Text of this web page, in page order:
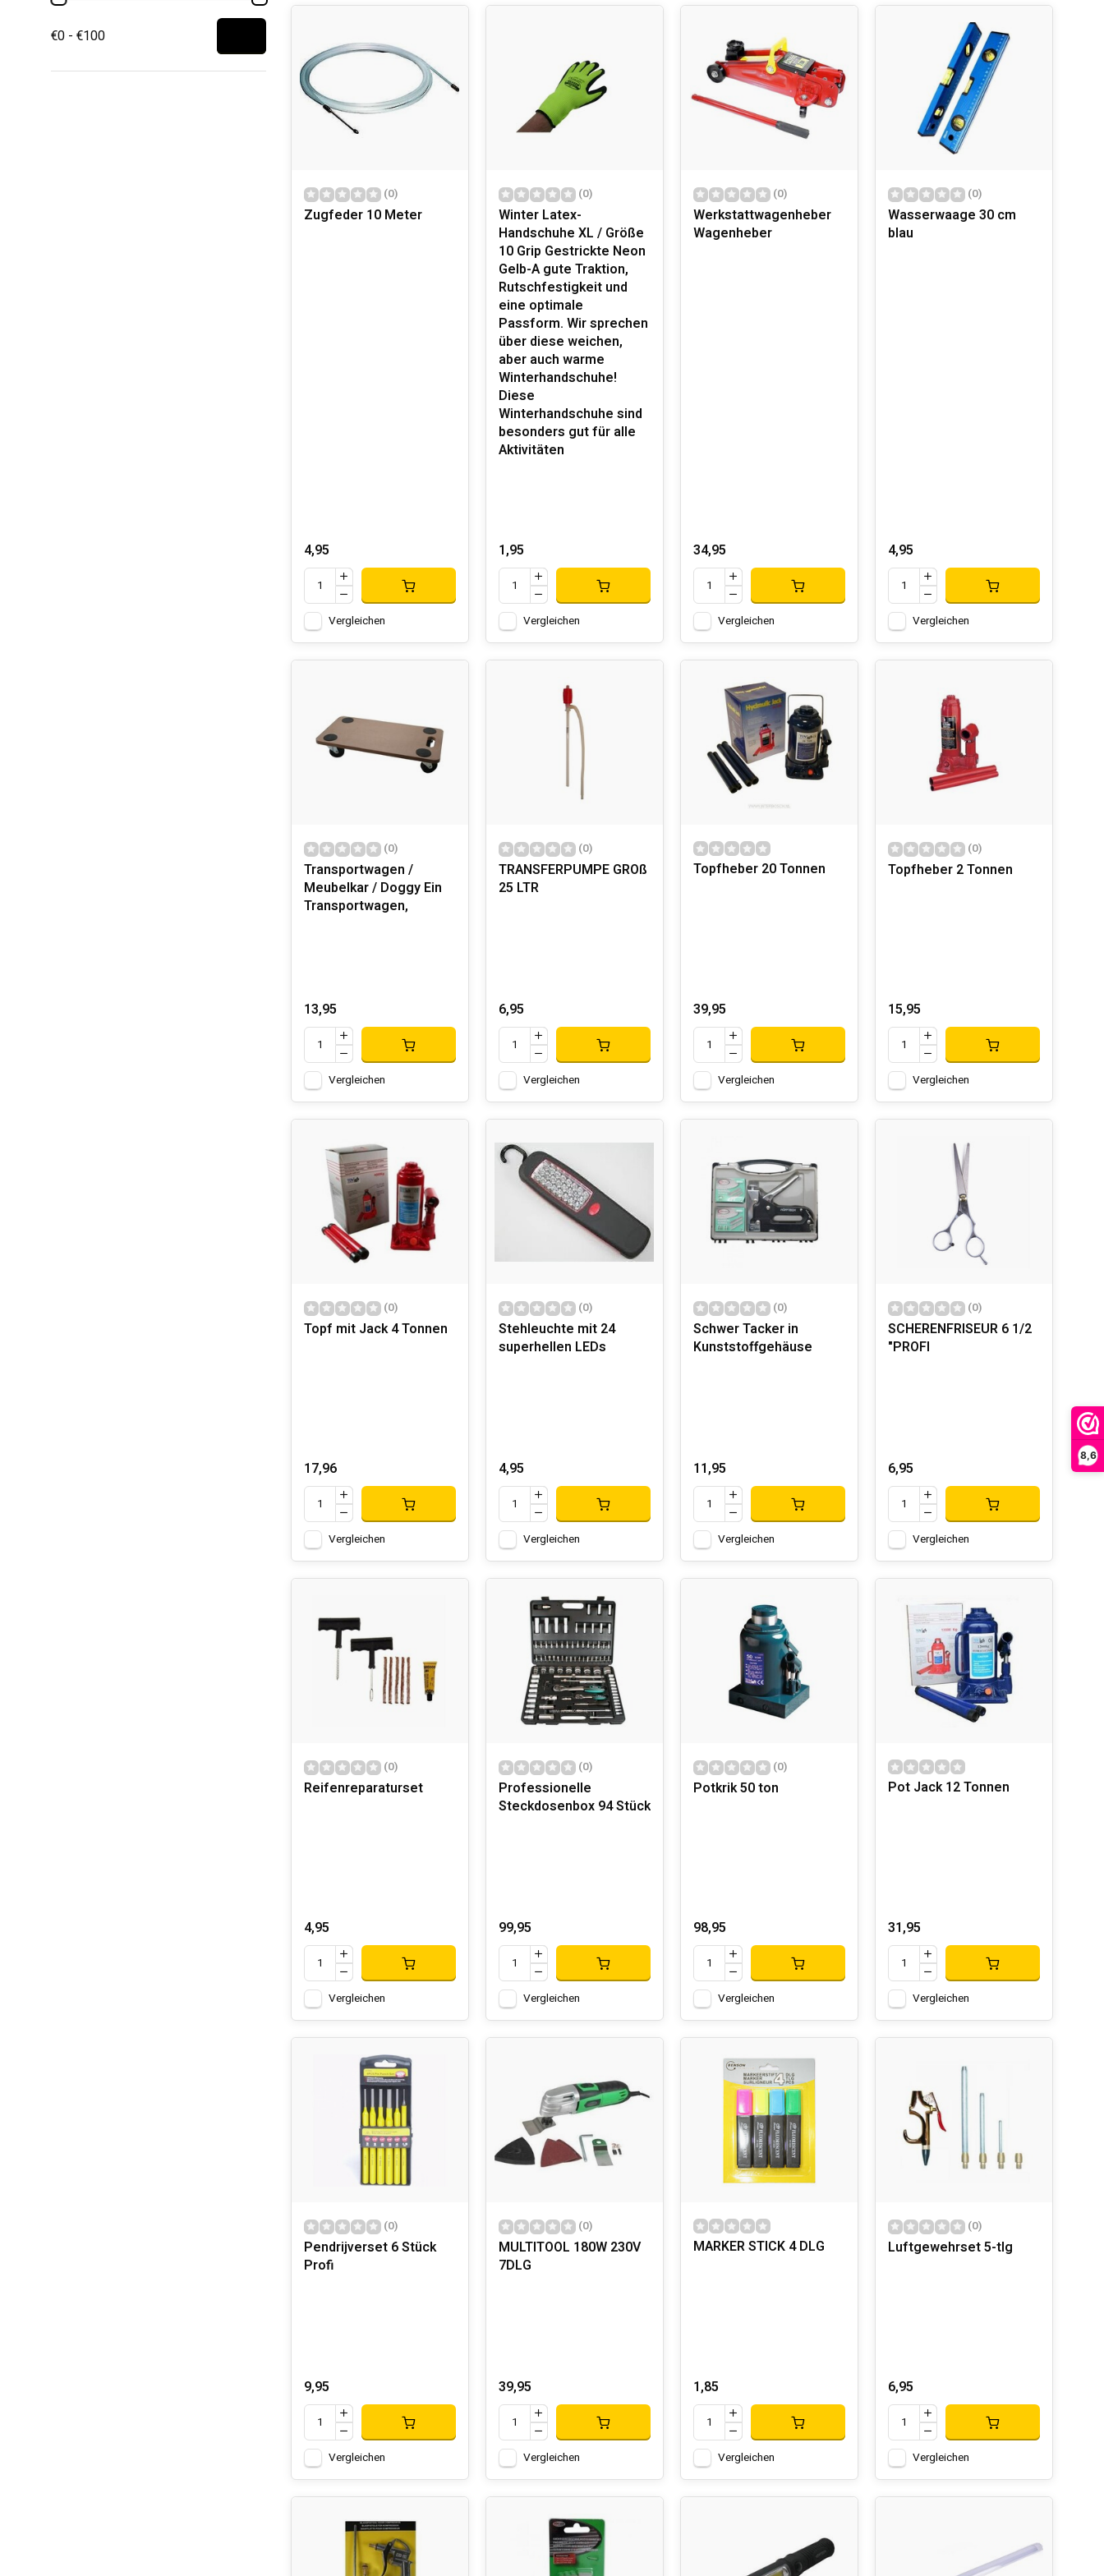
8,6
€0 - €100
Hofftech-Werkzeuge sind auf Vielseitigkeit ausgelegt. Von Schlagbohrmaschinen und Multitools bis hin zu fortschrittlichen
Schleifmaschinen konzentriert sich die Marke auf die Bedürfnisse von Bauarbeitern, Mechanikern und Bastlern. Die Produkte eignen
sich für Anwendungen in:
Bau und Renovierung
: Hochwertige Bohrmaschinen, Wandfräsmaschinen und Sägemaschinen.
Metall- und Holzbearbeitung
: Bandschleifer, Drehmaschinen und Präzisionsmeißel.
Reinigung und Wartung
: Staubsauger, Hochdruckreiniger und Teppichreinigungsgeräte
Nize-Produkte
.
INNOVATIVE PRODUKTMERKMALE
Hofftech verbindet Funktionalität mit moderner Technologie. Zu den bemerkenswerten Merkmalen ihrer Produkte gehören:
: Werkzeuge wie LED-Beleuchtung und batteriebetriebene Geräte bieten nicht nur Leistung, sondern
Ergonomie und Benutzerfreundlichkeit: Die Geräte sind leicht und für den Langzeitgebrauch ohne Belastung konzipiert, ideal für
: Hofftech-Werkzeuge bestehen aus hochwertigen Legierungen und verschleißfesten Teilen, was eine
längere Lebensdauer gewährleistet.
Hofftech-Elektrowerkzeuge werden wegen ihrer Leistung und Vielseitigkeit geschätzt. Denken Sie an multifunktionale
Schleifmaschinen und Schlagschrauber, die sich ideal für komplexe Aufgaben im Bauwesen eignen
Nize-Produkte
HANDWERKZEUGE
SPEZIALPRODUKTE
Hofftech bietet einzigartige Lösungen für spezifische Anwendungen, wie zum Beispiel Diamantbohrer und Präzisionsschweißgeräte.
Dies macht die Marke für Profis mit Nischenbedürfnissen attraktiv
Hofftech bietet über seine Vertriebshändler wie Nize Products umfassenden After-Sales-Support. Kunden haben Zugang zu Zubehör,
Ersatzteilen und professioneller Unterstützung bei technischen Fragen. Dies garantiert ein problemloses Erlebnis auch nach dem
Kauf.
(0)
Zugfeder 10 Meter
4,95
Vergleichen
(0)
Winter Latex-
Handschuhe XL / Größe
10 Grip Gestrickte Neon
Gelb-A gute Traktion,
Rutschfestigkeit und
eine optimale
Passform. Wir sprechen
über diese weichen,
aber auch warme
Winterhandschuhe!
Diese
Winterhandschuhe sind
besonders gut für alle
Aktivitäten
1,95
Vergleichen
(0)
Werkstattwagenheber
Wagenheber
34,95
Vergleichen
(0)
Wasserwaage 30 cm
blau
4,95
Vergleichen
(0)
Transportwagen /
Meubelkar / Doggy Ein
Transportwagen,
13,95
Vergleichen
(0)
TRANSFERPUMPE GROß
25 LTR
6,95
Vergleichen
Topfheber 20 Tonnen
39,95
Vergleichen
(0)
Topfheber 2 Tonnen
15,95
Vergleichen
(0)
Topf mit Jack 4 Tonnen
17,96
Vergleichen
(0)
Stehleuchte mit 24
superhellen LEDs
4,95
Vergleichen
(0)
Schwer Tacker in
Kunststoffgehäuse
11,95
Vergleichen
(0)
SCHERENFRISEUR 6 1/2
"PROFI
6,95
Vergleichen
(0)
Reifenreparaturset
4,95
Vergleichen
(0)
Professionelle
Steckdosenbox 94 Stück
99,95
Vergleichen
(0)
Potkrik 50 ton
98,95
Vergleichen
Pot Jack 12 Tonnen
31,95
Vergleichen
(0)
Pendrijverset 6 Stück
Profi
9,95
Vergleichen
(0)
MULTITOOL 180W 230V
7DLG
39,95
Vergleichen
MARKER STICK 4 DLG
1,85
Vergleichen
(0)
Luftgewehrset 5-tlg
6,95
Vergleichen